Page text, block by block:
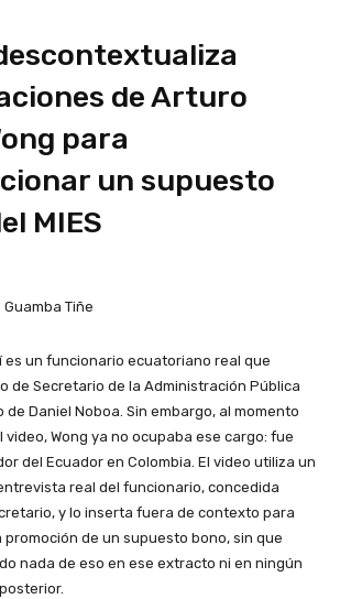
de Arturo
para
un supuesto
MIES
Tiñe
es un funcionario ecuatoriano real que
de Secretario de la Administración Pública
Daniel Noboa. Sin embargo, al momento
video, Wong ya no ocupaba ese cargo: fue
del Ecuador en Colombia. El video utiliza un
real del funcionario, concedida
y lo inserta fuera de contexto para
promoción de un supuesto bono, sin que
nada de eso en ese extracto ni en ningún